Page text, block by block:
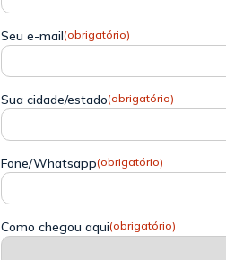
Seu e-mail(obrigatório)
Sua cidade/estado(obrigatório)
Fone/Whatsapp(obrigatório)
Como chegou aqui(obrigatório)